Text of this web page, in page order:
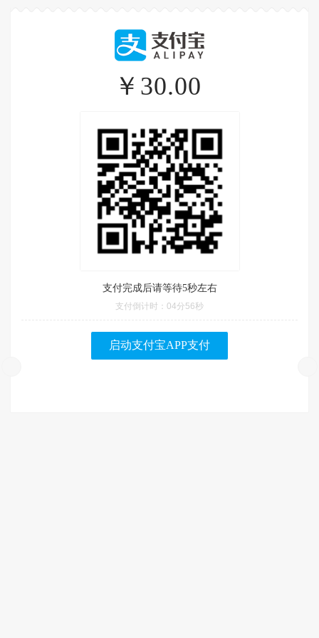
￥30.00
支付完成后请等待5秒左右
支付倒计时： 04分56秒
启动支付宝APP支付